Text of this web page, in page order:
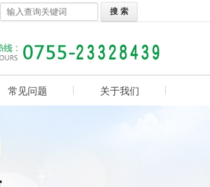
常见问题 关于我们